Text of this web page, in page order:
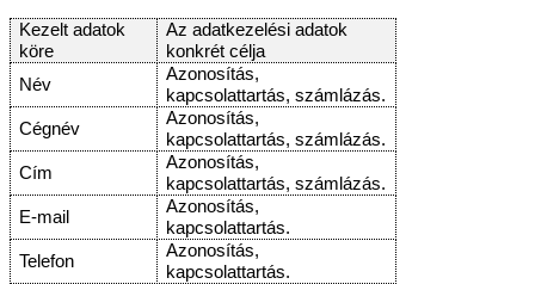
Kezelt adatok
köre
Az adatkezelési adatok
konkrét célja
Név
Azonosítás,
kapcsolattartás, számlázás.
Cégnév
Azonosítás,
kapcsolattartás, számlázás.
Cím
Azonosítás,
kapcsolattartás, számlázás.
E-mail
Azonosítás,
kapcsolattartás.
Telefon
Azonosítás,
kapcsolattartás.